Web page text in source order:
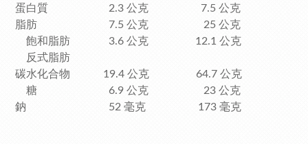
蛋白質 2.3 公克 7.5 公克
脂肪 7.5 公克 25 公克
飽和脂肪 3.6 公克 12.1 公克
反式脂肪
碳水化合物 19.4 公克 64.7 公克
糖 6.9 公克 23 公克
鈉 52 毫克 173 毫克